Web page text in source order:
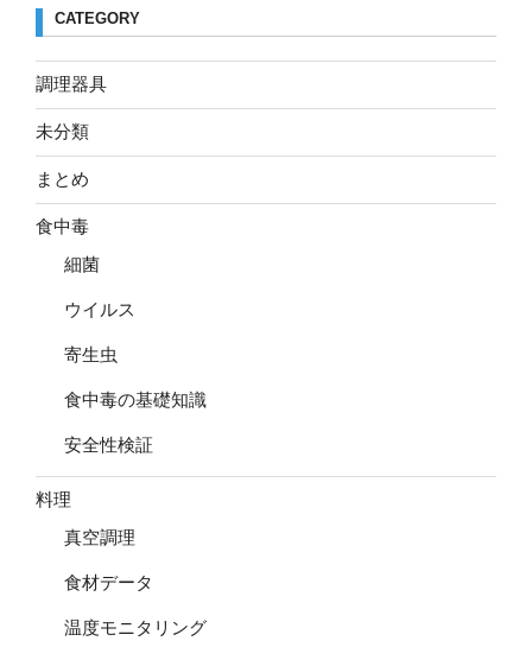
CATEGORY
調理器具
未分類
まとめ
食中毒
細菌
ウイルス
寄生虫
食中毒の基礎知識
安全性検証
料理
真空調理
食材データ
温度モニタリング